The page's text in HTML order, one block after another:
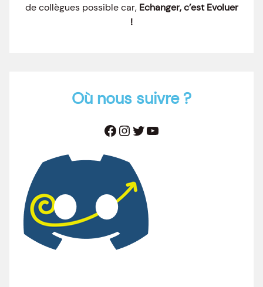
de collègues possible car, Echanger, c’est Evoluer
!
Où nous suivre ?
Facebook Instagram Twitter YouTube